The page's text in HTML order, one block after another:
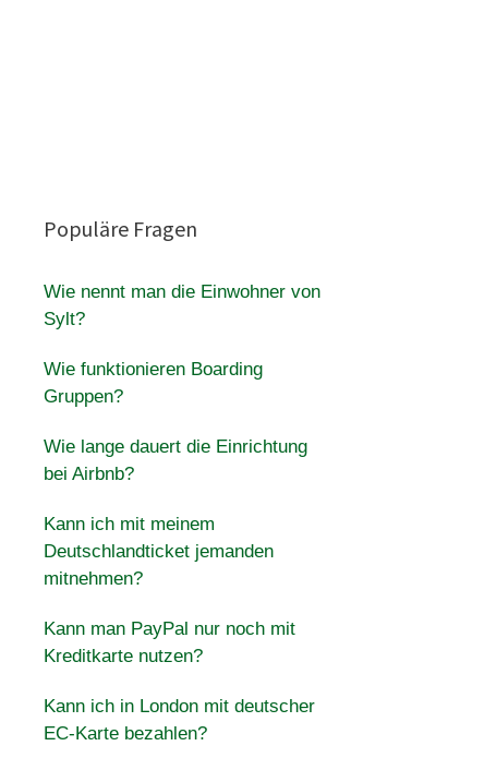
Populäre Fragen
Wie nennt man die Einwohner von
Sylt?
Wie funktionieren Boarding
Gruppen?
Wie lange dauert die Einrichtung
bei Airbnb?
Kann ich mit meinem
Deutschlandticket jemanden
mitnehmen?
Kann man PayPal nur noch mit
Kreditkarte nutzen?
Kann ich in London mit deutscher
EC-Karte bezahlen?